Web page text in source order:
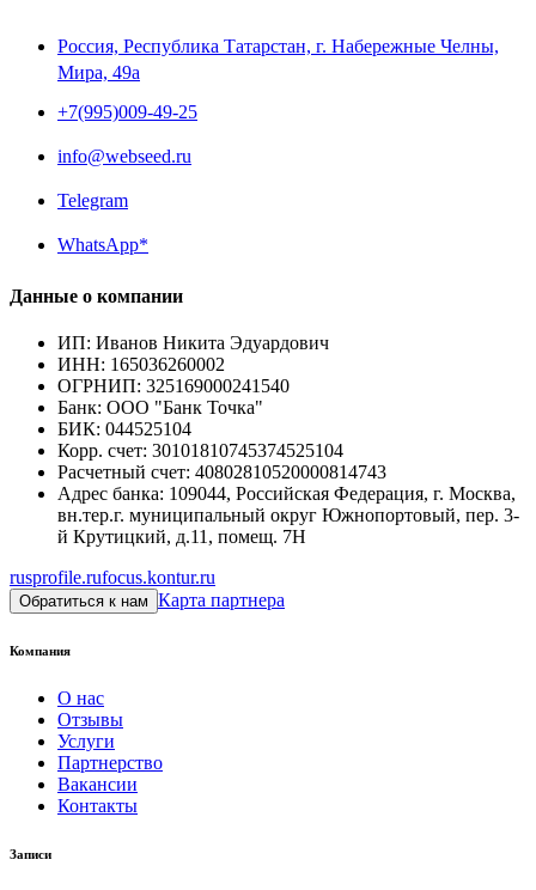
Россия, Республика Татарстан, г. Набережные Челны,
Мира, 49a
+7(995)009-49-25
info@webseed.ru
Telegram
WhatsApp*
Данные о компании
ИП: Иванов Никита Эдуардович
ИНН: 165036260002
ОГРНИП: 325169000241540
Банк: ООО "Банк Точка"
БИК: 044525104
Корр. счет: 30101810745374525104
Расчетный счет: 40802810520000814743
Адрес банка: 109044, Российская Федерация, г. Москва,
вн.тер.г. муниципальный округ Южнопортовый, пер. 3-
й Крутицкий, д.11, помещ. 7Н
rusprofile.rufocus.kontur.ru
Обратиться к нам Карта партнера
Компания
О нас
Отзывы
Услуги
Партнерство
Вакансии
Контакты
Записи